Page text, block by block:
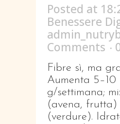
Posted at
Benessere
Comments
Fibre sì, ma
Aumenta 5–10
g/settimana;
(avena, frutta)
(verdure).